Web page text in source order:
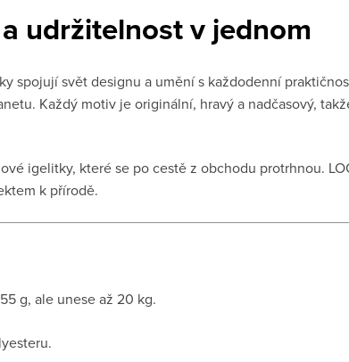
udržitelnost v jednom
spojují svět designu a umění s každodenní
Každý motiv je originální, hravý a nadčasový,
igelitky, které se po cestě z obchodu protrhnou.
k přírodě.
g, ale unese až 20 kg.